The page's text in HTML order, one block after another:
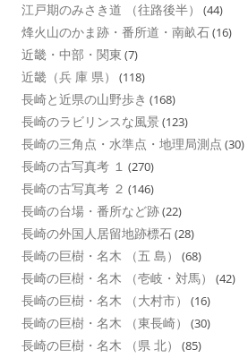
江戸期のみさき道 （往路後半） (44)
烽火山のかま跡・番所道・南畝石(16)
近畿・中部・関東 (7)
近畿（兵 庫 県） (118)
長崎と近県の山野歩き (168)
長崎のラビリンスな風景 (123)
長崎の三角点・水準点・地理局測点 (30)
長崎の古写真考 １ (270)
長崎の古写真考 ２ (146)
長崎の台場・番所など跡(22)
長崎の外国人居留地跡標石(28)
長崎の巨樹・名木 （五 島） (68)
長崎の巨樹・名木 （壱岐・対馬） (42)
長崎の巨樹・名木 （大村市） (16)
長崎の巨樹・名木 （東長崎） (30)
長崎の巨樹・名木 （県 北） (85)